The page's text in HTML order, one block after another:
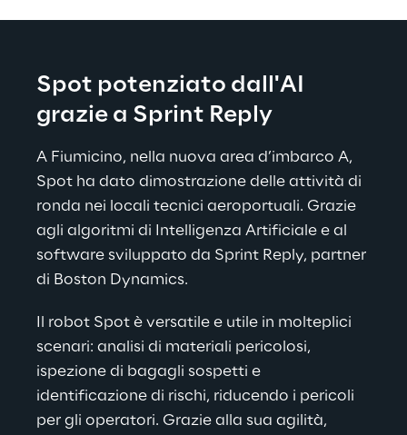
Spot potenziato dall'AI
grazie a Sprint Reply
A Fiumicino, nella nuova area d’imbarco A,
Spot ha dato dimostrazione delle attività di
ronda nei locali tecnici aeroportuali. Grazie
agli algoritmi di Intelligenza Artificiale e al
software sviluppato da Sprint Reply, partner
di Boston Dynamics.
Il robot Spot è versatile e utile in molteplici
scenari: analisi di materiali pericolosi,
ispezione di bagagli sospetti e
identificazione di rischi, riducendo i pericoli
per gli operatori. Grazie alla sua agilità,